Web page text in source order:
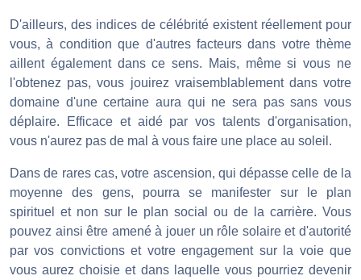
D'ailleurs, des indices de célébrité existent réellement pour
vous, à condition que d'autres facteurs dans votre thème
aillent également dans ce sens. Mais, même si vous ne
l'obtenez pas, vous jouirez vraisemblablement dans votre
domaine d'une certaine aura qui ne sera pas sans vous
déplaire. Efficace et aidé par vos talents d'organisation,
vous n'aurez pas de mal à vous faire une place au soleil.
Dans de rares cas, votre ascension, qui dépasse celle de la
moyenne des gens, pourra se manifester sur le plan
spirituel et non sur le plan social ou de la carrière. Vous
pouvez ainsi être amené à jouer un rôle solaire et d'autorité
par vos convictions et votre engagement sur la voie que
vous aurez choisie et dans laquelle vous pourriez devenir